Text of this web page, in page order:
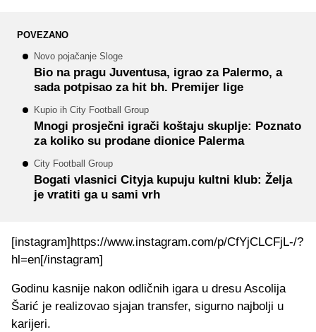
POVEZANO
Novo pojačanje Sloge
Bio na pragu Juventusa, igrao za Palermo, a
sada potpisao za hit bh. Premijer lige
Kupio ih City Football Group
Mnogi prosječni igrači koštaju skuplje: Poznato
za koliko su prodane dionice Palerma
City Football Group
Bogati vlasnici Cityja kupuju kultni klub: Želja
je vratiti ga u sami vrh
[instagram]https://www.instagram.com/p/CfYjCLCFjL-/?
hl=en[/instagram]
Godinu kasnije nakon odličnih igara u dresu Ascolija
Šarić je realizovao sjajan transfer, sigurno najbolji u
karijeri.